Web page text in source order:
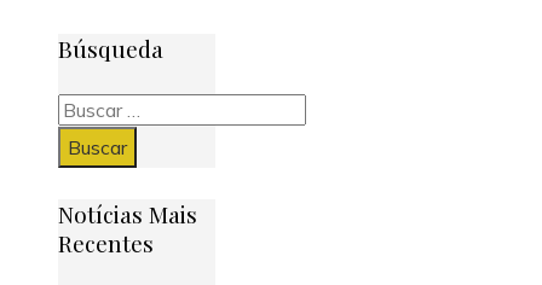
Búsqueda
Buscar:
Notícias Mais
Recentes